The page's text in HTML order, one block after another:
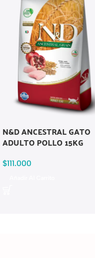
N&D ANCESTRAL GATO
ADULTO POLLO 15KG
$111.000